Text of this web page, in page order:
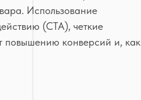
Использование
(CTA), четкие
повышению конверсий и, как